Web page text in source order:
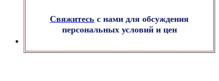
Свяжитесь с нами для обсуждения
персональных условий и цен